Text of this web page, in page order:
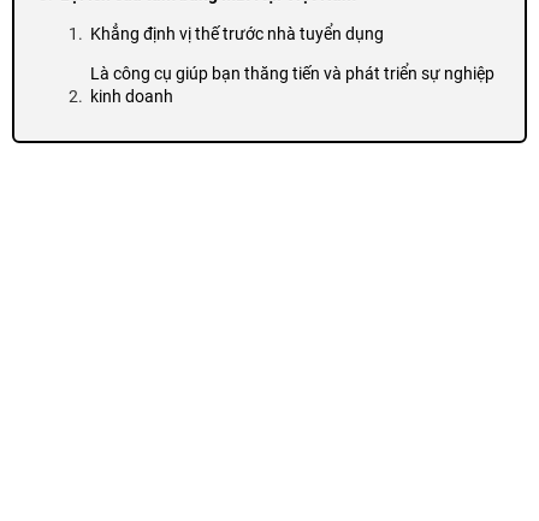
Khẳng định vị thế trước nhà tuyển dụng
Là công cụ giúp bạn thăng tiến và phát triển sự nghiệp
kinh doanh